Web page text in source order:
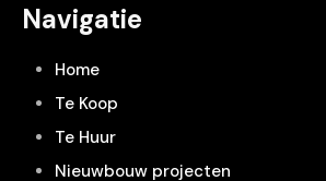
Navigatie
Home
Te Koop
Te Huur
Nieuwbouw projecten